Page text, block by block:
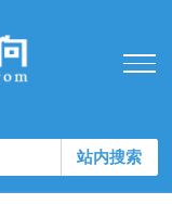
站内搜索